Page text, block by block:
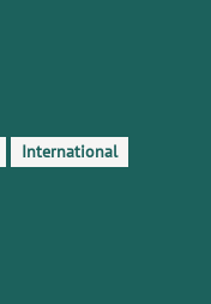
International